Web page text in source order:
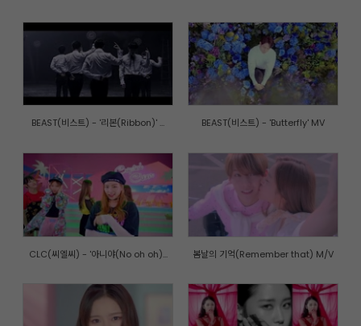
BEAST(비스트) - '리본(Ribbon)' ... BEAST(비스트) - 'Butterfly' MV
CLC(씨엘씨) - '아니야(No oh oh)... 봄날의 기억(Remember that) M/V